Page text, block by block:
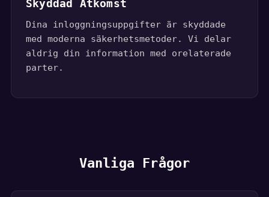
Skyddad Åtkomst
Dina inloggningsuppgifter är skyddade
med moderna säkerhetsmetoder. Vi delar
aldrig din information med orelaterade
parter.
Vanliga Frågor